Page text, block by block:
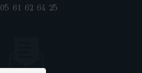
05 61 62 64 25